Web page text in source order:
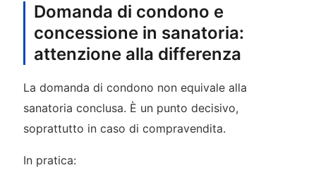
Domanda di condono e
concessione in sanatoria:
attenzione alla differenza
La domanda di condono non equivale alla
sanatoria conclusa. È un punto decisivo,
soprattutto in caso di compravendita.
In pratica: